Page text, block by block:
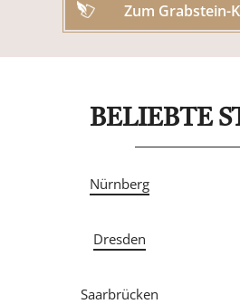
Zum Grabstein-
BELIEBTE
Nürnberg
Dresden
Saarbrücken